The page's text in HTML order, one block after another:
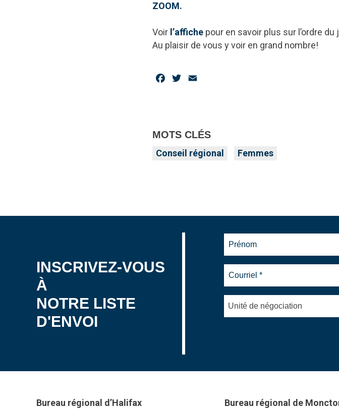
ZOOM.
Voir l’affiche pour en savoir plus sur l’ordre
Au plaisir de vous y voir en grand nombre!
Facebook
Twitter
MOTS CLÉS
Conseil régional Femmes
INSCRIVEZ-VOUS
À
NOTRE LISTE
D'ENVOI
Unité de négociation
Bureau régional d’Halifax
Bureau régional de